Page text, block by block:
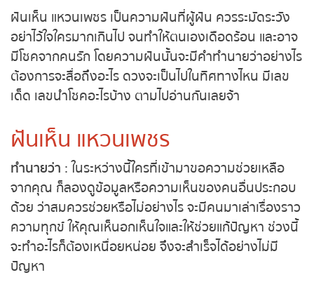
ถ่ายทอดสดหวยลาว
ถ่ายทอดสดหวยลาว ซุปเปอร์
ถ่ายทอดสดหวยฮานอย
ถ่ายทอดสดหวยฮานอยพิเศษ
ถ่ายทอดสดหวยมาเลย์
ถ่ายทอดสดหวยญีปุ่น
ถ่ายทอดสดหวยไต้หวัน
ฝันเห็น แหวนเพชร เป็นความฝันที่ผู้ฝัน ควรระมัดระวัง
อย่าไว้ใจใครมากเกินไป จนทำให้ตนเองเดือดร้อน และ
อาจมีโชคจากคนรัก โดยความฝันนั้นจะมีคำทำนายว่า
อย่างไร ต้องการจะสื่อถึงอะไร ดวงจะเป็นไปในทิศทาง
ไหน มีเลขเด็ด เลขนำโชคอะไรบ้าง ตามไปอ่านกันเลยจ้า
ฝันเห็น แหวนเพชร
ทำนายว่า : ในระหว่างนี้ใครที่เข้ามาขอความช่วยเหลือ
จากคุณ ก็ลองดูข้อมูลหรือความเห็นของคนอื่น
ประกอบด้วย ว่าสมควรช่วยหรือไม่อย่างไร จะมีคนมา
เล่าเรื่องราวความทุกข์ ให้คุณเห็นอกเห็นใจและให้ช่วยแก้
ปัญหา ช่วงนี้จะทำอะไรก็ต้องเหนื่อยหน่อย จึงจะสำเร็จ
ได้อย่างไม่มีปัญหา